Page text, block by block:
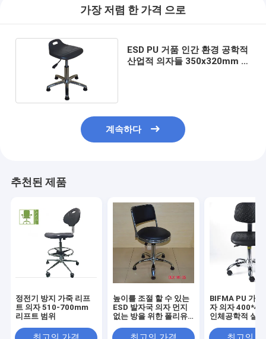
가장 저렴 한 가격 으로
ESD PU 거품 인간 환경 공학적
산업적 의자들 350x320mm 마
계속하다
추천된 제품
정전기 방지 가죽 리프
트 의자 510-700mm
리프트 범위
높이를 조절 할 수 있는
ESD 발자국 의자 먼지
없는 방을 위한 폴리유
BIFMA PU 가죽
자 의자
인체공학적 실